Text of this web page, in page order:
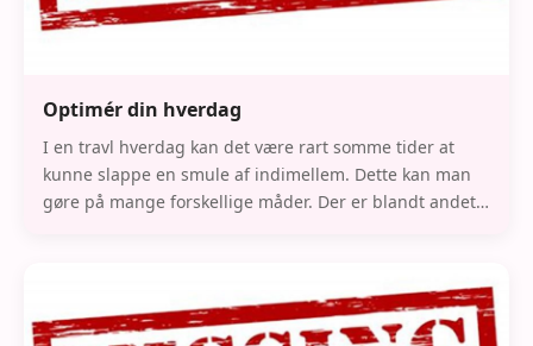
Optimér din hverdag
I en travl hverdag kan det være rart somme tider at
kunne slappe en smule af indimellem. Dette kan man
gøre på mange forskellige måder. Der er blandt andet